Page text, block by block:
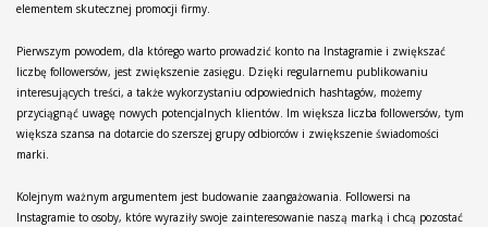
elementem skutecznej promocji firmy.
Pierwszym powodem, dla którego warto prowadzić konto na Instagramie i zwiększać
liczbę followersów, jest zwiększenie zasięgu. Dzięki regularnemu publikowaniu
interesujących treści, a także wykorzystaniu odpowiednich hashtagów, możemy
przyciągnąć uwagę nowych potencjalnych klientów. Im większa liczba followersów, tym
większa szansa na dotarcie do szerszej grupy odbiorców i zwiększenie świadomości
marki.
Kolejnym ważnym argumentem jest budowanie zaangażowania. Followersi na
Instagramie to osoby, które wyraziły swoje zainteresowanie naszą marką i chcą pozostać